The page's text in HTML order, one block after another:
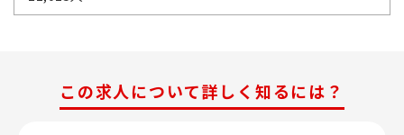
この求人について詳しく知るには？